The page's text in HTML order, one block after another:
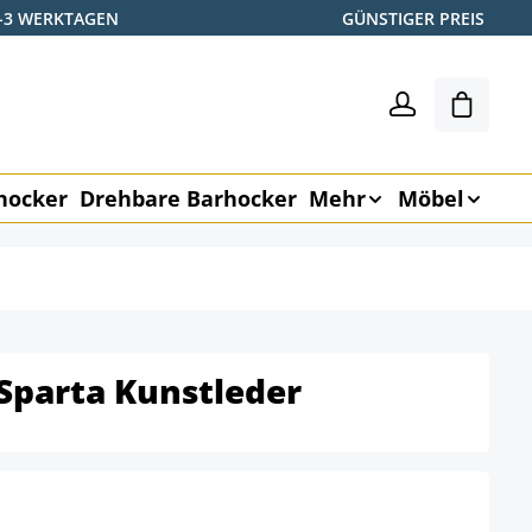
WERKTAGEN GÜNSTIGER PREIS
Drehbare Barhocker Mehr Möbel
Kunstleder